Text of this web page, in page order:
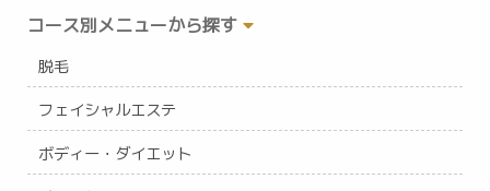
コース別メニューから探す
脱毛
フェイシャルエステ
ボディー・ダイエット